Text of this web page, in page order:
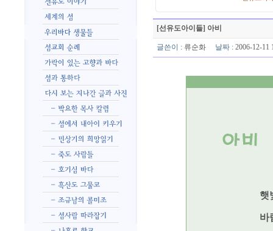
[선유도아이들] 아비
글쓴이 : 류순화 날짜: 2006-12-
햇
바